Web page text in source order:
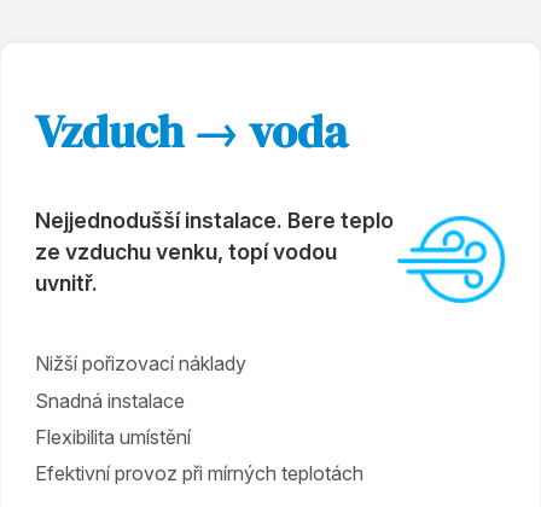
Vzduch → voda
Nejjednodušší instalace. Bere teplo
ze vzduchu venku, topí vodou
uvnitř.
Nižší pořizovací náklady
Snadná instalace
Flexibilita umístění
Efektivní provoz při mírných teplotách